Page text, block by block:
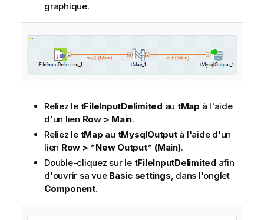
graphique.
Reliez le tFileInputDelimited au tMap à l'aide
d'un lien Row > Main.
Reliez le tMap au tMysqlOutputà l'aide d'un
lien Row > *New Output* (Main).
Double-cliquez sur le tFileInputDelimited afin
d'ouvrir sa vue Basic settings, dans l'onglet
Component.